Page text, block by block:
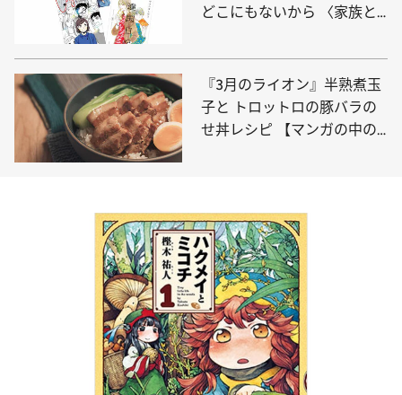
どこにもないから 〈家族と
『3月のライオン』半熟煮玉
子と トロットロの豚バラの
せ丼レシピ 【マンガの中の